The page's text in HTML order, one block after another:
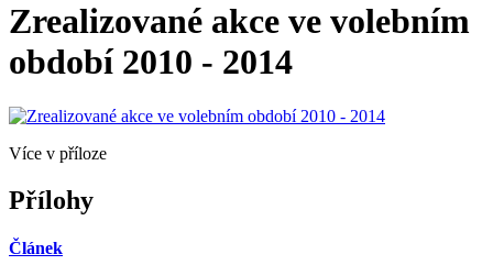
Zrealizované akce ve volebním
období 2010 - 2014
Více v příloze
Přílohy
Článek